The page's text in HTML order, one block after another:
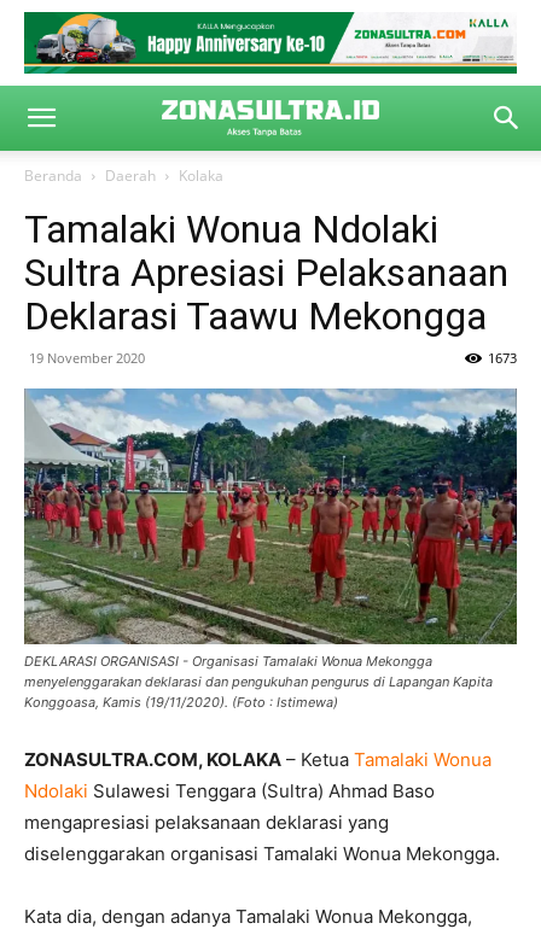
Beranda Daerah Kolaka
Tamalaki Wonua Ndolaki
Sultra Apresiasi Pelaksanaan
Deklarasi Taawu Mekongga
19 November 2020 1673
DEKLARASI ORGANISASI - Organisasi Tamalaki Wonua Mekongga
menyelenggarakan deklarasi dan pengukuhan pengurus di Lapangan Kapita
Konggoasa, Kamis (19/11/2020). (Foto : Istimewa)
ZONASULTRA.COM, KOLAKA – Ketua Tamalaki Wonua
Ndolaki Sulawesi Tenggara (Sultra) Ahmad Baso
mengapresiasi pelaksanaan deklarasi yang
diselenggarakan organisasi Tamalaki Wonua Mekongga.
Kata dia, dengan adanya Tamalaki Wonua Mekongga,